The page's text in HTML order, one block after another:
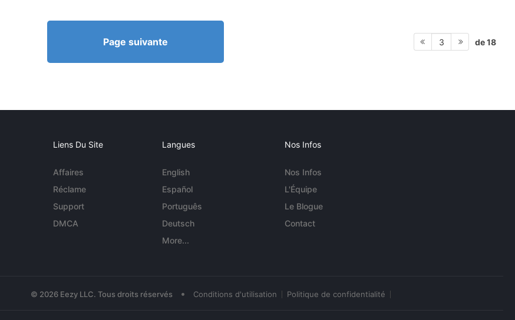
Page suivante 3 de 18
Liens Du Site
Affaires
Réclame
Support
DMCA
Langues
English
Español
Português
Deutsch
More...
Nos Infos
Nos Infos
L'Équipe
Le Blogue
Contact
© 2026 Eezy LLC. Tous droits réservés • Conditions d'utilisation Politique de confidentialité